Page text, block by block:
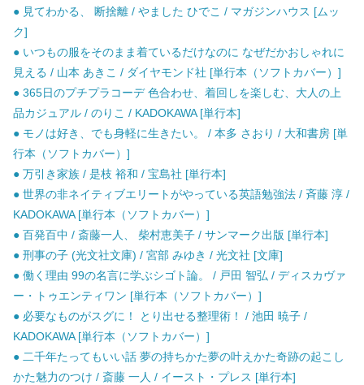
● 見てわかる、 断捨離 / やました ひでこ / マガジンハウス [ムッ
ク]
● いつもの服をそのまま着ているだけなのに なぜだかおしゃれに
見える / 山本 あきこ / ダイヤモンド社 [単行本（ソフトカバー）]
● 365日のプチプラコーデ 色合わせ、着回しを楽しむ、大人の上
品カジュアル / のりこ / KADOKAWA [単行本]
● モノは好き、でも身軽に生きたい。 / 本多 さおり / 大和書房 [単
行本（ソフトカバー）]
● 万引き家族 / 是枝 裕和 / 宝島社 [単行本]
● 世界の非ネイティブエリートがやっている英語勉強法 / 斉藤 淳 /
KADOKAWA [単行本（ソフトカバー）]
● 百発百中 / 斎藤一人、 柴村恵美子 / サンマーク出版 [単行本]
● 刑事の子 (光文社文庫) / 宮部 みゆき / 光文社 [文庫]
● 働く理由 99の名言に学ぶシゴト論。 / 戸田 智弘 / ディスカヴァ
ー・トゥエンティワン [単行本（ソフトカバー）]
● 必要なものがスグに！ とり出せる整理術！ / 池田 暁子 /
KADOKAWA [単行本（ソフトカバー）]
● 二千年たってもいい話 夢の持ちかた夢の叶えかた奇跡の起こし
かた魅力のつけ / 斎藤 一人 / イースト・プレス [単行本]